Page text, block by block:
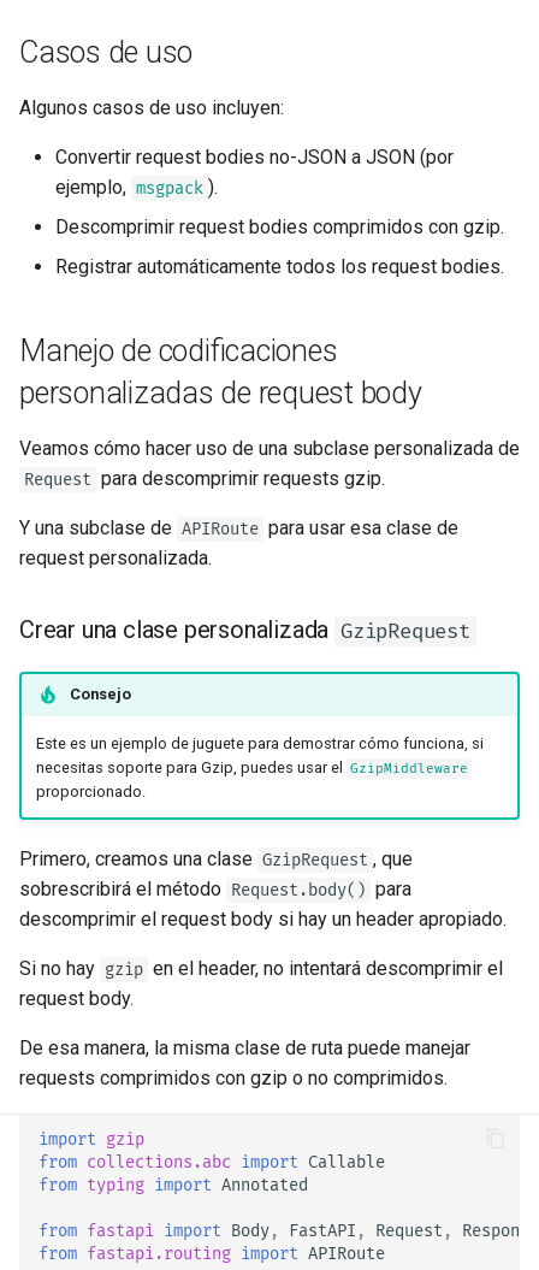
Modelos de Cookies
Modelos de Parámetros de
Modelo de Response - Tipo
de Retorno
Código de Estado del
Response
Modelos de Formulario
Archivos de Request
Formularios y archivos del
request
Manejo de Errores
Operation
Codificador compatible con
Body - Actualizaciones
Dependencias
Seguridad
Middleware
Usar el Request Directamente
Usando Dataclasses
Middleware Avanzado
Sub Aplicaciones - Mounts
Plantillas
WebSockets
Probando WebSockets
Probando Dependencias con
Overrides
Tests Asíncronos
Configuraciones y Variables
de Entorno
Webhooks de OpenAPI
Django, otros
Tipos avanzados de Python
JSON con Bytes como
Base64
File, HTML, Redirect,
EventSourceResponse and
ServerSentEvent
Middleware
Security Tools
Static Files - StaticFiles
Templating - Jinja2Templates
Casos de uso
Algunos casos de uso incluyen:
Convertir request bodies no-JSON a JSON (por
ejemplo, msgpack ).
Descomprimir request bodies comprimidos con gzip.
Registrar automáticamente todos los request bodies.
Manejo de codificaciones
personalizadas de request body
Veamos cómo hacer uso de una subclase personalizada de
Request para descomprimir requests gzip.
Y una subclase de APIRoute para usar esa clase de
request personalizada.
Crear una clase personalizada GzipRequest
Consejo
Este es un ejemplo de juguete para demostrar cómo funciona, si
necesitas soporte para Gzip, puedes usar el
GzipMiddleware
proporcionado.
Primero, creamos una clase GzipRequest , que
sobrescribirá el método Request.body() para
descomprimir el request body si hay un header apropiado.
Si no hay gzip en el header, no intentará descomprimir el
request body.
De esa manera, la misma clase de ruta puede manejar
requests comprimidos con gzip o no comprimidos.
import gzip
from collections.abc import Callable
from typing import Annotated
from fastapi import Body, FastAPI , Request ,
Response
from fastapi.routing import APIRoute